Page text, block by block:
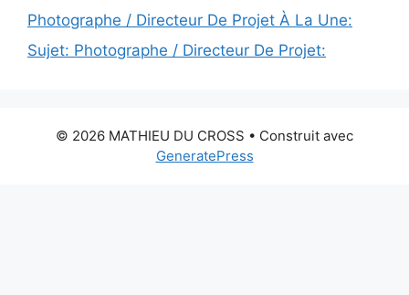
Photographe / Directeur De Projet À La Une:
Sujet: Photographe / Directeur De Projet:
© 2026 MATHIEU DU CROSS • Construit avec
GeneratePress